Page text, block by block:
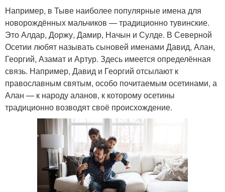
Например, в Тыве наиболее популярные имена для
новорождённых мальчиков — традиционно тувинские.
Это Алдар, Доржу, Дамир, Начын и Сулде. В Северной
Осетии любят называть сыновей именами Давид, Алан,
Георгий, Азамат и Артур. Здесь имеется определённая
связь. Например, Давид и Георгий отсылают к
православным святым, особо почитаемым осетинами, а
Алан — к народу аланов, к которому осетины
традиционно возводят своё происхождение.